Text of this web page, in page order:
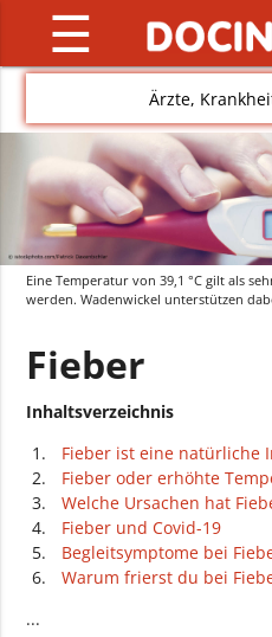
☰
Ärzte,
Eine Temperatur von 39,1 °C gilt als
werden. Wadenwickel unterstützen
Fieber
Inhaltsverzeichnis
Fieber ist eine natürliche
Fieber oder erhöhte
Welche Ursachen hat
Fieber und Covid-19
Begleitsymptome bei
Warum frierst du bei
...